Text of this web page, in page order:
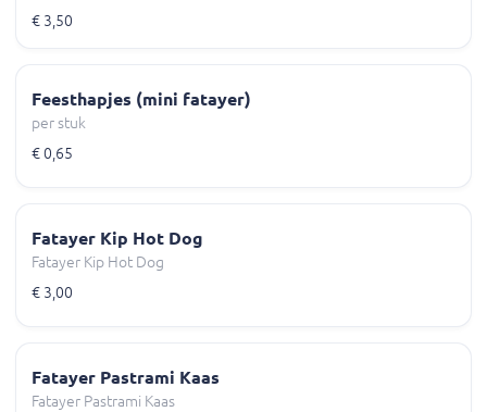
€ 3,50
Feesthapjes (mini fatayer)
per stuk
€ 0,65
Fatayer Kip Hot Dog
Fatayer Kip Hot Dog
€ 3,00
Fatayer Pastrami Kaas
Fatayer Pastrami Kaas